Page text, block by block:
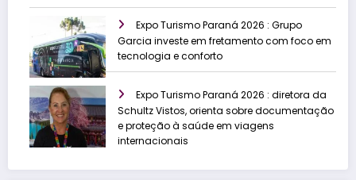
Expo Turismo Paraná 2026 : Grupo
Garcia investe em fretamento com foco em
tecnologia e conforto
Expo Turismo Paraná 2026 : diretora da
Schultz Vistos, orienta sobre documentação
e proteção à saúde em viagens
internacionais